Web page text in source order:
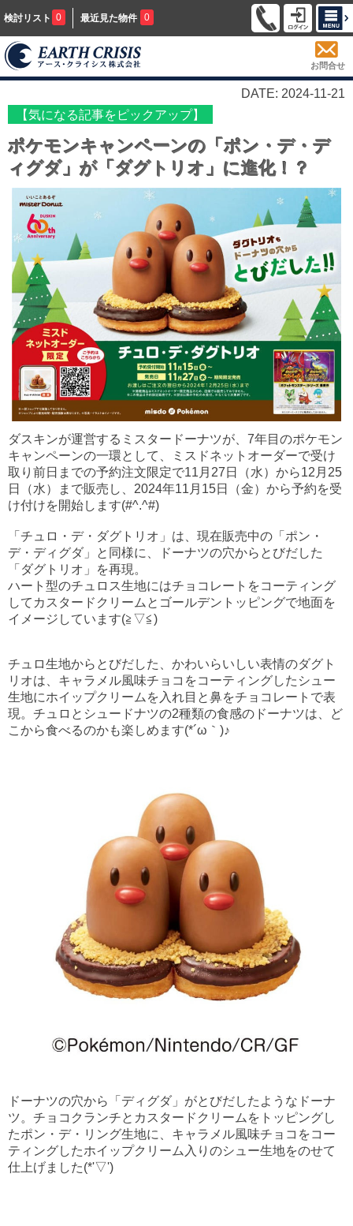
検討リスト 0 最近見た物件 0
お問合せ
DATE: 2024-11-21
【気になる記事をピックアップ】
ポケモンキャンペーンの「ポン・デ・デ
ィグダ」が「ダグトリオ」に進化！？
ダスキンが運営するミスタードーナツが、7年目のポケモン
キャンペーンの一環として、ミスドネットオーダーで受け
取り前日までの予約注文限定で11月27日（水）から12月25
日（水）まで販売し、2024年11月15日（金）から予約を受
け付けを開始します(#^.^#)
「チュロ・デ・ダグトリオ」は、現在販売中の「ポン・
デ・ディグダ」と同様に、ドーナツの穴からとびだした
「ダグトリオ」を再現。
ハート型のチュロス生地にはチョコレートをコーティング
してカスタードクリームとゴールデントッピングで地面を
イメージしています(≧▽≦)
チュロ生地からとびだした、かわいらいしい表情のダグト
リオは、キャラメル風味チョコをコーティングしたシュー
生地にホイップクリームを入れ目と鼻をチョコレートで表
現。チュロとシュードナツの2種類の食感のドーナツは、ど
こから食べるのかも楽しめます(*´ω｀)♪
ドーナツの穴から「ディグダ」がとびだしたようなドーナ
ツ。チョコクランチとカスタードクリームをトッピングし
たポン・デ・リング生地に、キャラメル風味チョコをコー
ティングしたホイップクリーム入りのシュー生地をのせて
仕上げました(*'▽')